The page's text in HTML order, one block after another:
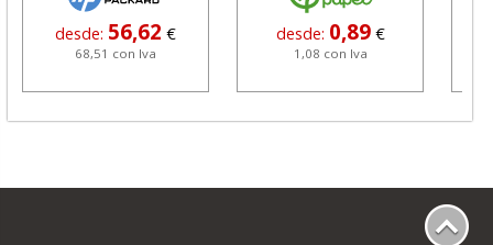
desde: 56,62 €
68,51 con Iva
desde: 0,89 €
1,08 con Iva